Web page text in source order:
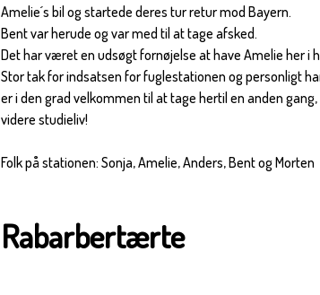
Amelie´s bil og startede deres tur retur mod Bayern.
Bent var herude og var med til at tage afsked.
Det har været en udsøgt fornøjelse at have Amelie her i
Stor tak for indsatsen for fuglestationen og personligt
er i den grad velkommen til at tage hertil en anden
videre studieliv!
Folk på stationen: Sonja, Amelie, Anders, Bent og Morten
Rabarbertærte